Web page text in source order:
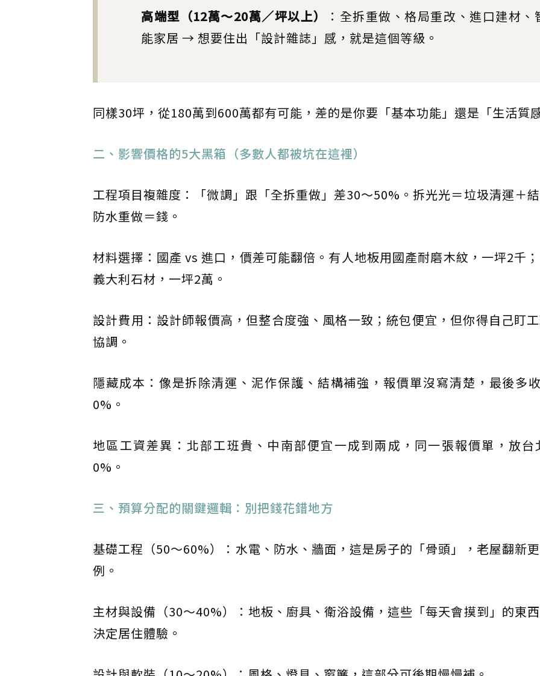
高端型（12萬～20萬／坪以上）
：全拆重做、格局重改、進口建材、
能家居 → 想要住出「設計雜誌」感，就是這個等級。
同樣30坪，從180萬到600萬都有可能，差的是你要「基本功能」還是「生活質
二、影響價格的5大黑箱（多數人都被坑在這裡）
工程項目複雜度：「微調」跟「全拆重做」差30～50%。拆光光＝垃圾清運＋
防水重做＝錢。
材料選擇：國產 vs 進口，價差可能翻倍。有人地板用國產耐磨木紋，一坪2千
義大利石材，一坪2萬。
設計費用：設計師報價高，但整合度強、風格一致；統包便宜，但你得自己盯
協調。
隱藏成本：像是拆除清運、泥作保護、結構補強，報價單沒寫清楚，最後多
0%。
地區工資差異：北部工班貴、中南部便宜一成到兩成，同一張報價單，放台
0%。
三、預算分配的關鍵邏輯：別把錢花錯地方
基礎工程（50～60%）：水電、防水、牆面，這是房子的「骨頭」，老屋翻新
例。
主材與設備（30～40%）：地板、廚具、衛浴設備，這些「每天會摸到」的東
決定居住體驗。